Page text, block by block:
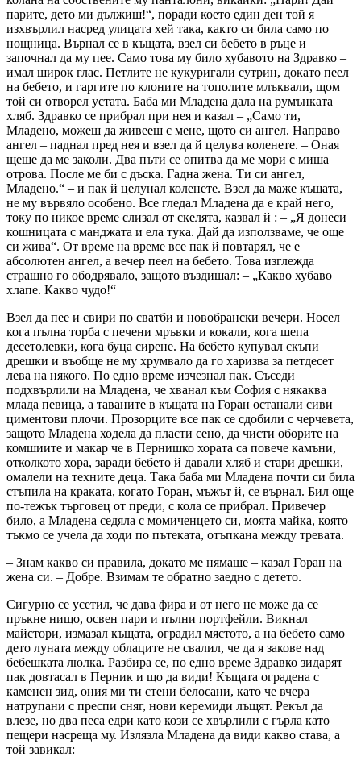
парите, дето ми дължиш!“, поради което един ден той я
изхвърлил насред улицата хей така, както си била само по
нощница. Върнал се в къщата, взел си бебето в ръце и
започнал да му пее. Само това му било хубавото на Здравко –
имал широк глас. Петлите не кукуригали сутрин, докато пеел
на бебето, и гаргите по клоните на тополите млъквали, щом
той си отворел устата. Баба ми Младена дала на румънката
хляб. Здравко се прибрал при нея и казал – „Само ти,
Младено, можеш да живееш с мене, щото си ангел. Направо
ангел – паднал пред нея и взел да й целува коленете. – Оная
щеше да ме заколи. Два пъти се опитва да ме мори с миша
отрова. После ме би с дъска. Гадна жена. Ти си ангел,
Младено.“ – и пак й целунал коленете. Взел да маже къщата,
не му вървяло особено. Все гледал Младена да е край него,
току по никое време слизал от скелята, казвал й : – „Я донеси
кошницата с манджата и ела тука. Дай да използваме, че още
си жива“. От време на време все пак й повтарял, че е
абсолютен ангел, а вечер пеел на бебето. Това изглежда
страшно го ободрявало, защото въздишал: – „Какво хубаво
хлапе. Какво чудо!“
Взел да пее и свири по сватби и новобрански вечери. Носел
кога пълна торба с печени мръвки и кокали, кога шепа
десетолевки, кога буца сирене. На бебето купувал скъпи
дрешки и въобще не му хрумвало да го харизва за петдесет
лева на някого. По едно време изчезнал пак. Съседи
подхвърлили на Младена, че хванал към София с някаква
млада певица, а таваните в къщата на Горан останали сиви
циментови плочи. Прозорците все пак се сдобили с черчевета,
защото Младена ходела да пласти сено, да чисти оборите на
комшиите и макар че в Пернишко хората са повече камъни,
отколкото хора, заради бебето й давали хляб и стари дрешки,
омалели на техните деца. Така баба ми Младена почти си била
стъпила на краката, когато Горан, мъжът й, се върнал. Бил още
по-тежък търговец от преди, с кола се прибрал. Привечер
било, а Младена седяла с момиченцето си, моята майка, която
тъкмо се учела да ходи по пътеката, отъпкана между тревата.
– Знам какво си правила, докато ме нямаше – казал Горан на
жена си. – Добре. Взимам те обратно заедно с детето.
Сигурно се усетил, че дава фира и от него не може да се
пръкне нищо, освен пари и пълни портфейли. Викнал
майстори, измазал къщата, оградил мястото, а на бебето само
дето луната между облаците не свалил, че да я закове над
бебешката люлка. Разбира се, по едно време Здравко зидарят
пак довтасал в Перник и що да види! Къщата оградена с
каменен зид, ония ми ти стени белосани, като че вчера
натрупани с преспи сняг, нови керемиди лъщят. Рекъл да
влезе, но два песа едри като кози се хвърлили с гърла като
пещери насреща му. Излязла Младена да види какво става, а
той завикал: